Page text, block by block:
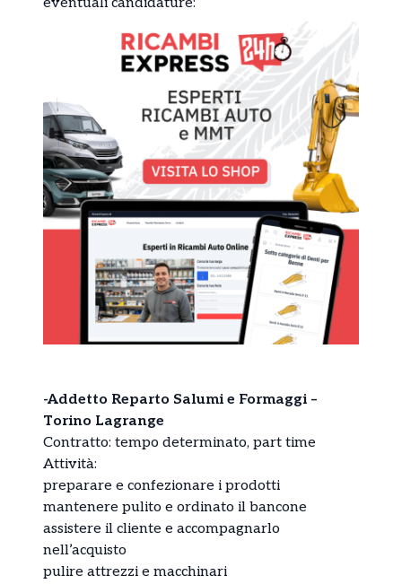
-Addetto Reparto Salumi e Formaggi –
Torino Lagrange
Contratto: tempo determinato, part time
Attività:
preparare e confezionare i prodotti
mantenere pulito e ordinato il bancone
assistere il cliente e accompagnarlo
nell’acquisto
pulire attrezzi e macchinari